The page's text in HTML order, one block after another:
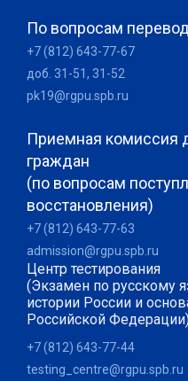
По вопросам
+7 (812) 643-77-67
доб. 31-51, 31-52
pk19@rgpu.spb.ru
Приемная комиссия
граждан
(по вопросам
восстановления)
+7 (812) 643-77-63
admission@rgpu.spb.ru
Центр тестирования
(Экзамен по русскому
истории России и
Российской
+7 (812) 643-77-44
testing_centre@rgpu.spb.ru